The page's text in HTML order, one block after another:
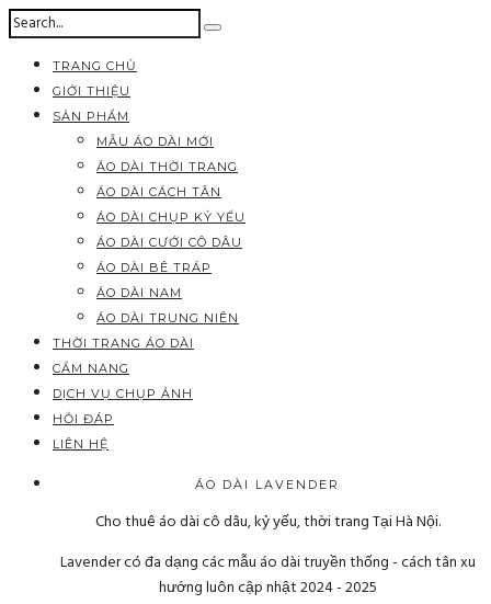
TRANG CHỦ
GIỚI THIỆU
SẢN PHẨM
MẪU ÁO DÀI MỚI
ÁO DÀI THỜI TRANG
ÁO DÀI CÁCH TÂN
ÁO DÀI CHỤP KỶ YẾU
ÁO DÀI CƯỚI CÔ DÂU
ÁO DÀI BÊ TRÁP
ÁO DÀI NAM
ÁO DÀI TRUNG NIÊN
THỜI TRANG ÁO DÀI
CẨM NANG
DỊCH VỤ CHỤP ẢNH
HỎI ĐÁP
LIÊN HỆ
ÁO DÀI LAVENDER
Cho thuê áo dài cô dâu, kỷ yếu, thời trang Tại Hà Nội.
Lavender có đa dạng các mẫu áo dài truyền thống - cách tân xu
hướng luôn cập nhật 2024 - 2025